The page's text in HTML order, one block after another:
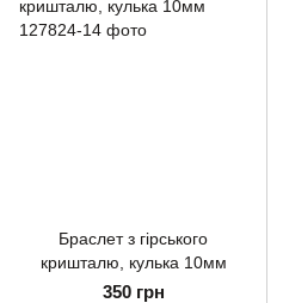
Браслет з гірського
кришталю, кулька 10мм
350 грн